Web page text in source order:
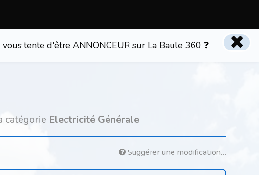
tente d'être ANNONCEUR sur La Baule 360 ❓
catégorie Electricité Générale
Suggérer une modification…